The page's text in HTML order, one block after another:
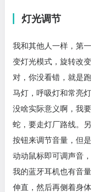
灯光调节
我和其他人一样，第
变灯光模式，旋转改
对，你没看错，就是
马灯，呼吸灯和常亮
没啥实际意义啊，我
蛇，要走灯厂路线。
按钮来调节音量，但
动动鼠标即可调声音
我的蓝牙耳机也有音
伸直，然后再侧着身